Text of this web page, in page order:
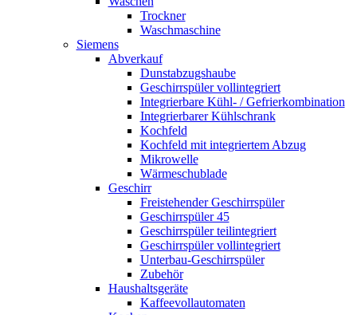
Trockner
Waschmaschine
Siemens
Abverkauf
Dunstabzugshaube
Geschirrspüler vollintegriert
Integrierbare Kühl- / Gefrierkombination
Integrierbarer Kühlschrank
Kochfeld
Kochfeld mit integriertem Abzug
Mikrowelle
Wärmeschublade
Geschirr
Freistehender Geschirrspüler
Geschirrspüler 45
Geschirrspüler teilintegriert
Geschirrspüler vollintegriert
Unterbau-Geschirrspüler
Zubehör
Haushaltsgeräte
Kaffeevollautomaten